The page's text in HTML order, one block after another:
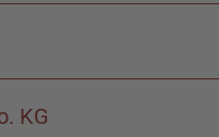
KG